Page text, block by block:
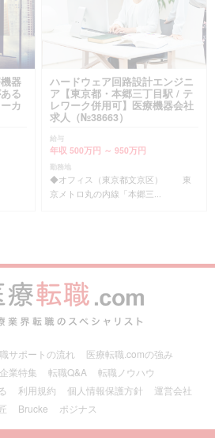
器
る
カ
）
ハードウェア回路設計エンジニ
ア【東京都・本郷三丁目駅 / テ
レワーク併用可】医療機器会社
求人（№38663）
給与
年収 500万円 ～ 950万円
勤務地
◆オフィス（東京都文京区） 東
京メトロ丸の内線「本郷三...
サポートの流れ
医療転職.comの強み
企業特集 転職Q&A
転職ノウハウ
利用規約 個人情報保護方針
運営会社
Brucke ポジナス